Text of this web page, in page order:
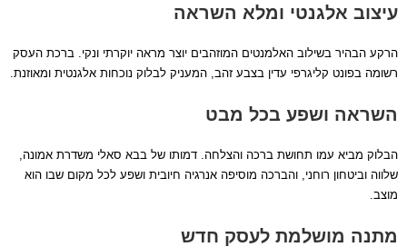
עיצוב אלגנטי ומלא השראה
הרקע הבהיר בשילוב האלמנטים המוזהבים יוצר מראה יוקרתי ונקי. ברכת העסק
רשומה בפונט קליגרפי עדין בצבע זהב, המעניק לבלוק נוכחות אלגנטית ומאוזנת.
השראה ושפע בכל מבט
הבלוק מביא עמו תחושת ברכה והצלחה. דמותו של בבא סאלי משדרת אמונה,
שלווה וביטחון רוחני, והברכה מוסיפה אנרגיה חיובית ושפע לכל מקום שבו הוא
מוצב.
מתנה מושלמת לעסק חדש